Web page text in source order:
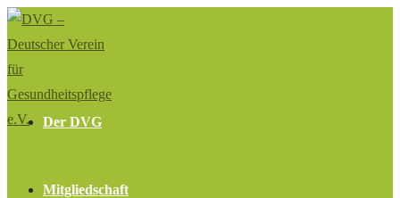
Zum
Inhalt
springen
Der DVG
Mitgliedschaft